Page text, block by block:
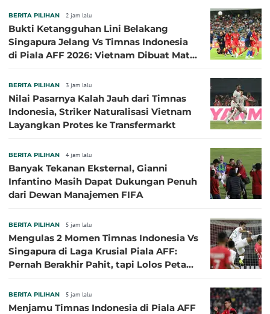
BERITA PILIHAN 2 jam lalu
Bukti Ketangguhan Lini Belakang
Singapura Jelang Vs Timnas Indonesia
di Piala AFF 2026: Vietnam Dibuat Mati
BERITA PILIHAN 3 jam lalu
Nilai Pasarnya Kalah Jauh dari Timnas
Indonesia, Striker Naturalisasi Vietnam
Layangkan Protes ke Transfermarkt
BERITA PILIHAN 4 jam lalu
Banyak Tekanan Eksternal, Gianni
Infantino Masih Dapat Dukungan Penuh
dari Dewan Manajemen FIFA
BERITA PILIHAN 5 jam lalu
Mengulas 2 Momen Timnas Indonesia Vs
Singapura di Laga Krusial Piala AFF:
Pernah Berakhir Pahit, tapi Lolos Petaka
BERITA PILIHAN 5 jam lalu
Menjamu Timnas Indonesia di Piala AFF